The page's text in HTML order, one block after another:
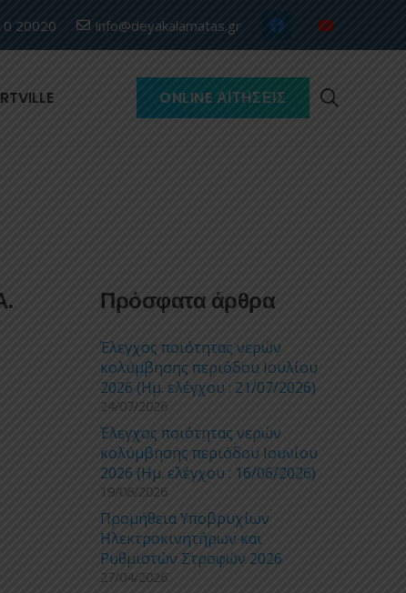
20020 info@deyakalamatas.gr
ONLINE ΑΙΤΉΣΕΙΣ
Πρόσφατα άρθρα
Έλεγχος ποιότητας νερών
κολύμβησης περιόδου Ιουλίου
2026 (Ημ. ελέγχου : 21/07/2026)
24/07/2026
Έλεγχος ποιότητας νερών
κολύμβησης περιόδου Ιουνίου
2026 (Ημ. ελέγχου : 16/06/2026)
19/06/2026
Προμήθεια Υποβρυχίων
Ηλεκτροκινητήρων και
Ρυθμιστών Στροφών 2026
27/04/2026